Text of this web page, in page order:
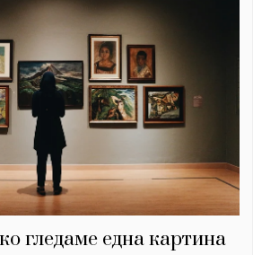
гледаме една картина